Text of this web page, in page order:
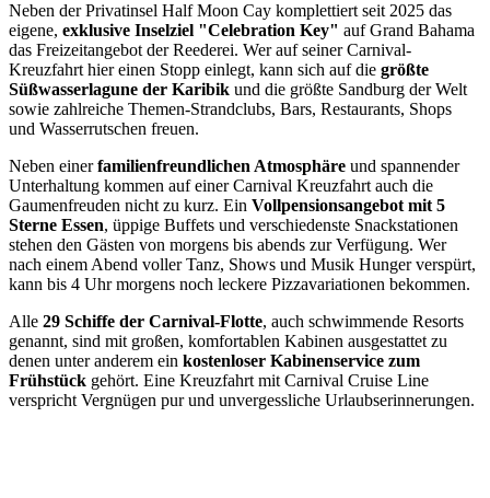
Neben der Privatinsel Half Moon Cay komplettiert seit 2025 das
eigene, exklusive Inselziel "Celebration Key" auf Grand Bahama
das Freizeitangebot der Reederei. Wer auf seiner Carnival-
Kreuzfahrt hier einen Stopp einlegt, kann sich auf die größte
Süßwasserlagune der Karibik und die größte Sandburg der Welt
sowie zahlreiche Themen-Strandclubs, Bars, Restaurants, Shops
und Wasserrutschen freuen.
Neben einerfamilienfreundlichen Atmosphäre und spannender
Unterhaltung kommen auf einer Carnival Kreuzfahrt auch die
Gaumenfreuden nicht zu kurz. Ein Vollpensionsangebot mit 5
Sterne Essen, üppige Buffets und verschiedenste Snackstationen
stehen den Gästen von morgens bis abends zur Verfügung. Wer
nach einem Abend voller Tanz, Shows und Musik Hunger verspürt,
kann bis 4 Uhr morgens noch leckere Pizzavariationen bekommen.
Alle 29 Schiffe der Carnival-Flotte, auch schwimmende Resorts
genannt, sind mit großen, komfortablen Kabinen ausgestattet zu
denen unter anderem ein kostenloser Kabinenservice zum
Frühstück gehört. Eine Kreuzfahrt mit Carnival Cruise Line
verspricht Vergnügen pur und unvergessliche Urlaubserinnerungen.